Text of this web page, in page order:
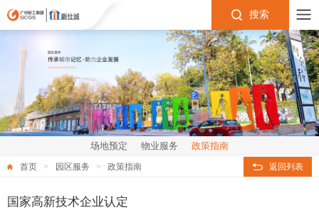
搜索
场地预定 物业服务 政策指南
首页 园区服务 政策指南 返回列表
国家高新技术企业认定